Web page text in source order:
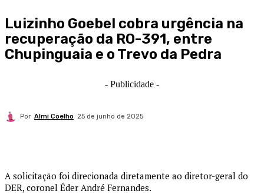
Luizinho Goebel cobra urgência na
recuperação da RO-391, entre
Chupinguaia e o Trevo da Pedra
- Publicidade -
Por Almi Coelho 25 de junho de 2025
A solicitação foi direcionada diretamente ao diretor-geral do
DER, coronel Éder André Fernandes.